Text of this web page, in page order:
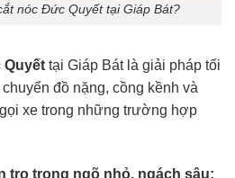
nóc Đức Quyết tại Giáp Bát?
tại Giáp Bát là giải pháp tối
đồ nặng, cồng kềnh và
xe trong những trường hợp
trọ trong ngõ nhỏ, ngách sâu: